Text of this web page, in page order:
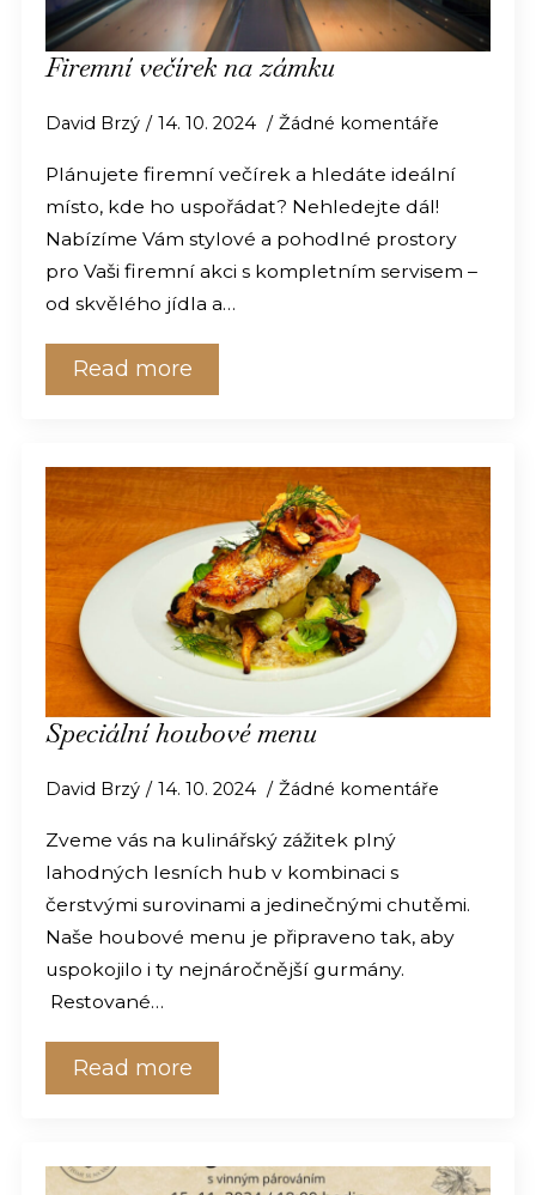
Firemní večírek na zámku
David Brzý 14. 10. 2024 Žádné komentáře
Plánujete firemní večírek a hledáte ideální
místo, kde ho uspořádat? Nehledejte dál!
Nabízíme Vám stylové a pohodlné prostory
pro Vaši firemní akci s kompletním servisem –
od skvělého jídla a…
Read more
Speciální houbové menu
David Brzý 14. 10. 2024 Žádné komentáře
Zveme vás na kulinářský zážitek plný
lahodných lesních hub v kombinaci s
čerstvými surovinami a jedinečnými chutěmi.
Naše houbové menu je připraveno tak, aby
uspokojilo i ty nejnáročnější gurmány.
Restované…
Read more